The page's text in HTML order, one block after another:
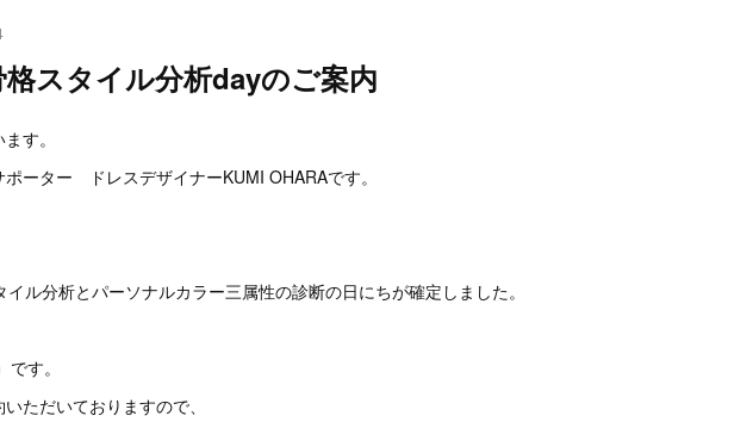
格スタイル分析dayのご案内
す。
ーター ドレスデザイナーKUMI OHARAです。
イル分析とパーソナルカラー三属性の診断の日にちが確定しました。
す。
ただいておりますので、